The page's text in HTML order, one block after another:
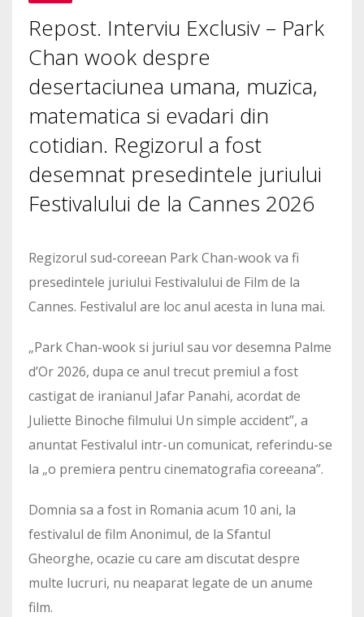
Repost. Interviu Exclusiv – Park
Chan wook despre
desertaciunea umana, muzica,
matematica si evadari din
cotidian. Regizorul a fost
desemnat presedintele juriului
Festivalului de la Cannes 2026
Regizorul sud-coreean Park Chan-wook va fi
presedintele juriului Festivalului de Film de la
Cannes. Festivalul are loc anul acesta in luna mai.
„Park Chan-wook si juriul sau vor desemna Palme
d’Or 2026, dupa ce anul trecut premiul a fost
castigat de iranianul Jafar Panahi, acordat de
Juliette Binoche filmului Un simple accident”, a
anuntat Festivalul intr-un comunicat, referindu-se
la „o premiera pentru cinematografia coreeana”.
Domnia sa a fost in Romania acum 10 ani, la
festivalul de film Anonimul, de la Sfantul
Gheorghe, ocazie cu care am discutat despre
multe lucruri, nu neaparat legate de un anume
film.